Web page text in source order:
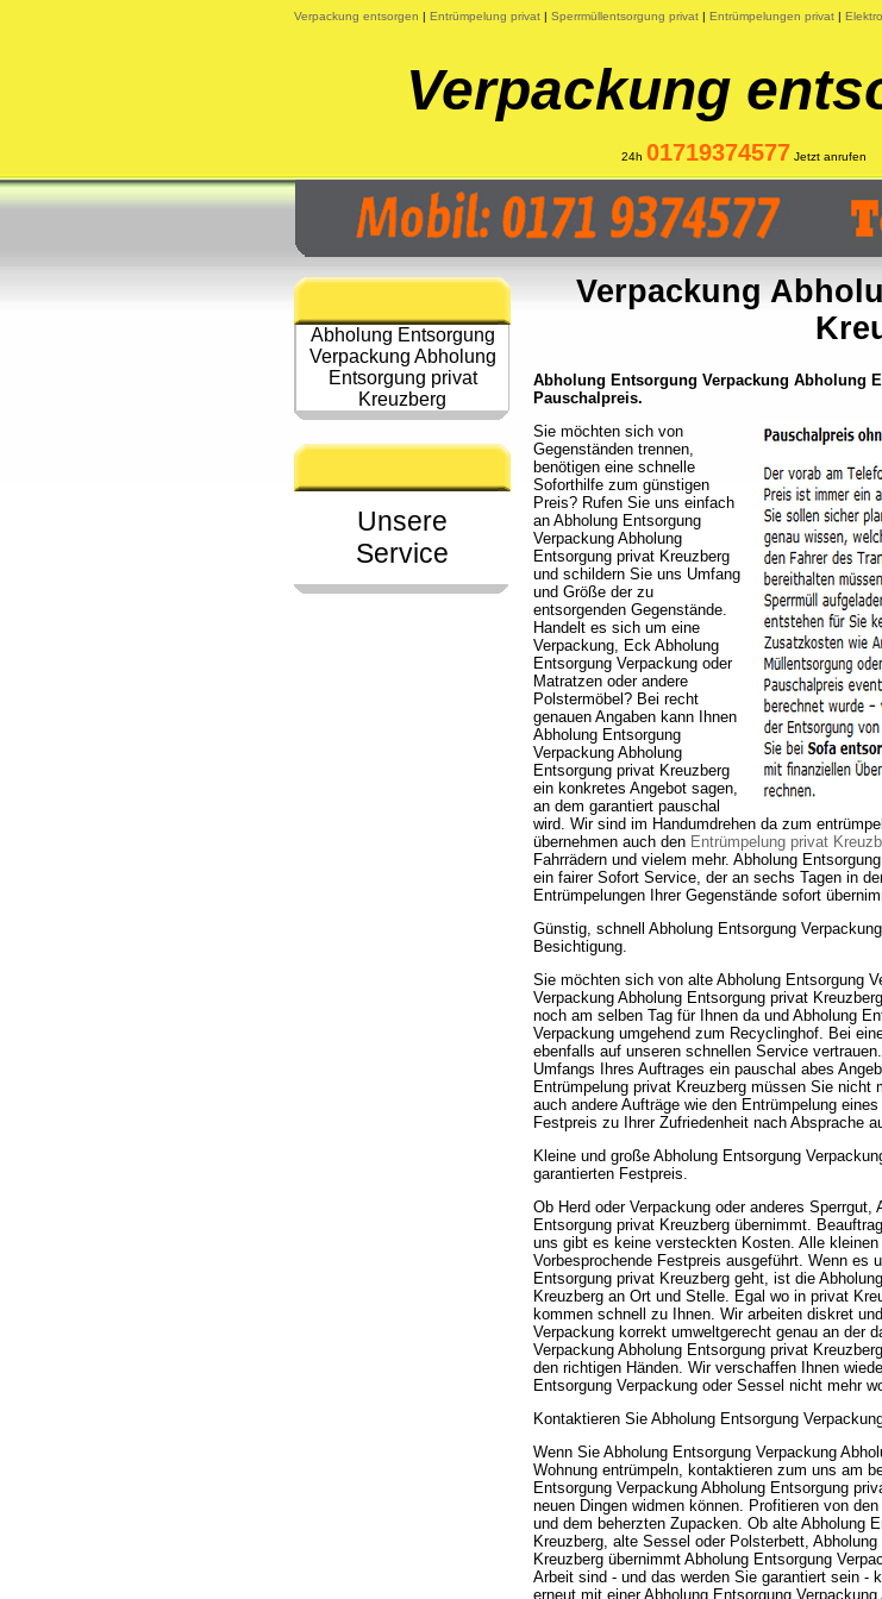
Verpackung entsorgen | Entrümpelung privat | Sperrmüllentsorgung privat | Entrümpelungen privat |
Verpackung
24h 01719374577 Jetzt anrufen
Abholung Entsorgung
Verpackung Abholung
Entsorgung privat
Kreuzberg
Unsere
Service
Verpackung
Abholung Entsorgung Verpackung Abholung
Pauschalpreis.
Sie möchten sich von
Gegenständen trennen,
benötigen eine schnelle
Soforthilfe zum günstigen
Preis? Rufen Sie uns einfach
an Abholung Entsorgung
Verpackung Abholung
Entsorgung privat Kreuzberg
und schildern Sie uns Umfang
und Größe der zu
entsorgenden Gegenstände.
Handelt es sich um eine
Verpackung, Eck Abholung
Entsorgung Verpackung oder
Matratzen oder andere
Polstermöbel? Bei recht
genauen Angaben kann Ihnen
Abholung Entsorgung
Verpackung Abholung
Entsorgung privat Kreuzberg
ein konkretes Angebot sagen,
an dem garantiert pauschal
wird. Wir sind im Handumdrehen da zum
übernehmen auch den Entrümpelung privat
Fahrrädern und vielem mehr. Abholung
ein fairer Sofort Service, der an sechs Tagen in
Entrümpelungen Ihrer Gegenstände sofort
Günstig, schnell Abholung Entsorgung
Besichtigung.
Sie möchten sich von alte Abholung Entsorgung
Verpackung Abholung Entsorgung privat
noch am selben Tag für Ihnen da und Abholung
Verpackung umgehend zum Recyclinghof. Bei
ebenfalls auf unseren schnellen Service
Umfangs Ihres Auftrages ein pauschal abes
Entrümpelung privat Kreuzberg müssen Sie nicht
auch andere Aufträge wie den Entrümpelung
Festpreis zu Ihrer Zufriedenheit nach Absprache
Kleine und große Abholung Entsorgung
garantierten Festpreis.
Ob Herd oder Verpackung oder anderes
Entsorgung privat Kreuzberg übernimmt.
uns gibt es keine versteckten Kosten. Alle
Vorbesprochende Festpreis ausgeführt. Wenn es
Entsorgung privat Kreuzberg geht, ist die
Kreuzberg an Ort und Stelle. Egal wo in privat
kommen schnell zu Ihnen. Wir arbeiten diskret
Verpackung korrekt umweltgerecht genau an der
Verpackung Abholung Entsorgung privat
den richtigen Händen. Wir verschaffen Ihnen
Entsorgung Verpackung oder Sessel nicht mehr
Kontaktieren Sie Abholung Entsorgung
Wenn Sie Abholung Entsorgung Verpackung
Wohnung entrümpeln, kontaktieren zum uns am
Entsorgung Verpackung Abholung Entsorgung
neuen Dingen widmen können. Profitieren von
und dem beherzten Zupacken. Ob alte Abholung
Kreuzberg, alte Sessel oder Polsterbett,
Kreuzberg übernimmt Abholung Entsorgung
Arbeit sind - und das werden Sie garantiert sein -
erneut mit einer Abholung Entsorgung